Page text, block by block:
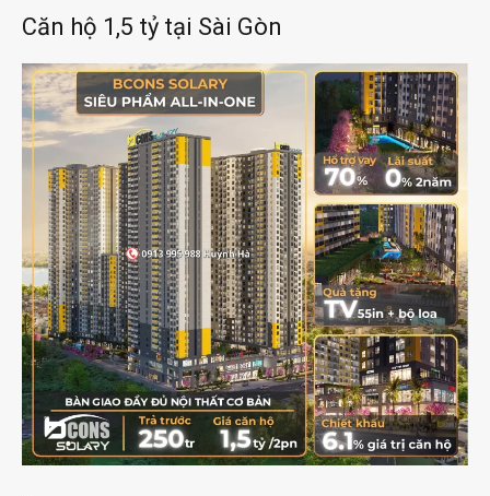
Căn hộ 1,5 tỷ tại Sài Gòn